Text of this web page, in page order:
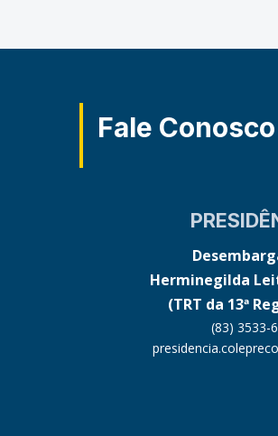
Fale Conosco
Herminegilda
(TRT da 13ª
(83) 3533-